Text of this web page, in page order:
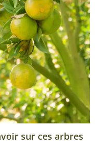
sur ces arbres